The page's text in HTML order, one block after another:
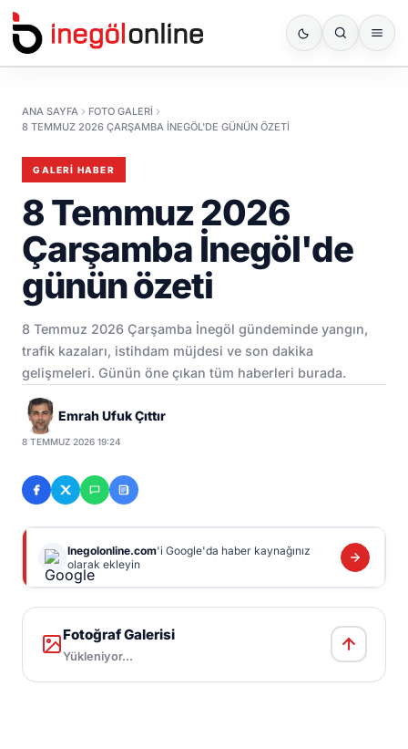
ANA SAYFA
FOTO GALERI
8 TEMMUZ 2026 ÇARŞAMBA İNEGÖL'DE GÜNÜN ÖZETI
GALERI HABER
8 Temmuz 2026
Çarşamba İnegöl'de
günün özeti
8 Temmuz 2026 Çarşamba İnegöl gündeminde yangın,
trafik kazaları, istihdam müjdesi ve son dakika
gelişmeleri. Günün öne çıkan tüm haberleri burada.
Emrah Ufuk Çıttır
8 TEMMUZ 2026 19:24
Inegolonline.com'i Google'da haber kaynağınız
olarak ekleyin
Fotoğraf Galerisi
Yükleniyor...